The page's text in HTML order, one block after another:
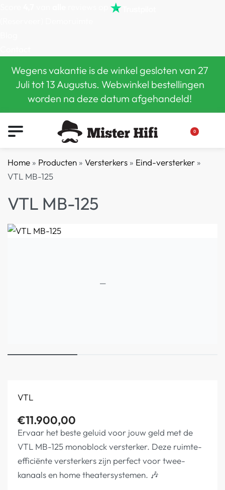
Wegens vakantie is de winkel gesloten van 27
Juli tot 13 Augustus. Webwinkel bestellingen
worden na deze datum afgehandeld!
0
Home » Producten » Versterkers » Eind-versterker »
VTL MB-125
VTL MB-125
VTL
€11.900,00
Ervaar het beste geluid voor jouw geld met de
VTL MB-125 monoblock versterker. Deze ruimte-
efficiënte versterkers zijn perfect voor twee-
kanaals en home theatersystemen. 🎶